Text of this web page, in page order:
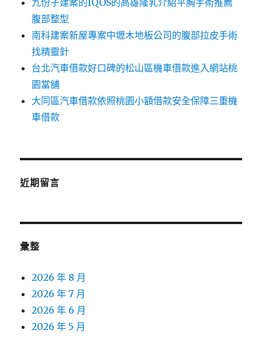
九份子建案的IQOS的高雄隆乳介紹平胸手術推薦
腹部整型
南科建案新屋專案中壢木地板公司的腹部拉皮手術
找精靈針
台北汽車借款好口碑的松山區機車借款進入網站桃
園當舖
大同區汽車借款依照桃園小額借款安全保障三重機
車借款
近期留言
彙整
2026 年 8 月
2026 年 7 月
2026 年 6 月
2026 年 5 月